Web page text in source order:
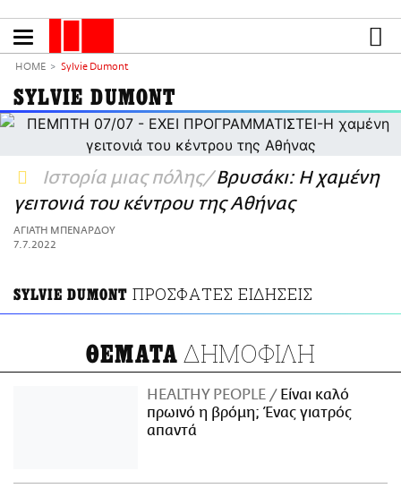
το
NEWSLETTER
THE GOOD LIFO
LIFOLAND
ΕΙΔΗΣΕΙΣ
CULTURE
ΑΠΟΨΕΙΣ
ΤΡΟΠΟΣ ΖΩΗΣ
PODCASTS
Plus
HOME Sylvie Dumont
SYLVIE DUMONT
Ιστορία μιας πόλης Βρυσάκι: Η χαμένη
γειτονιά του κέντρου της Αθήνας
ΑΓΙΑΤΗ ΜΠΕΝΑΡΔΟΥ
7.7.2022
SYLVIE DUMONT ΠΡΟΣΦΑΤΕΣ ΕΙΔΗΣΕΙΣ
ΘΕΜΑΤΑ ΔΗΜΟΦΙΛΗ
HEALTHY PEOPLE
Είναι καλό
πρωινό η βρόμη; Ένας γιατρός
απαντά